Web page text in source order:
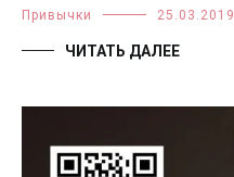
Привычки 25.03.2019
ЧИТАТЬ ДАЛЕЕ